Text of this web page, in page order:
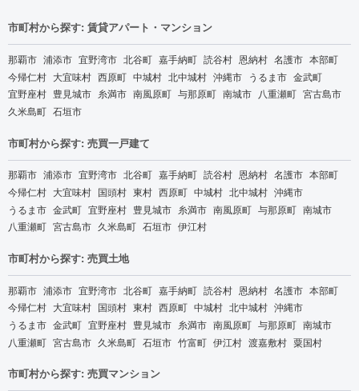
市町村から探す: 賃貸アパート・マンション
那覇市 浦添市 宜野湾市 北谷町 嘉手納町 読谷村 恩納村 名護市 本部町
今帰仁村 大宜味村 西原町 中城村 北中城村 沖縄市 うるま市 金武町
宜野座村 豊見城市 糸満市 南風原町 与那原町 南城市 八重瀬町 宮古島市
久米島町 石垣市
市町村から探す: 売買一戸建て
那覇市 浦添市 宜野湾市 北谷町 嘉手納町 読谷村 恩納村 名護市 本部町
今帰仁村 大宜味村 国頭村 東村 西原町 中城村 北中城村 沖縄市
うるま市 金武町 宜野座村 豊見城市 糸満市 南風原町 与那原町 南城市
八重瀬町 宮古島市 久米島町 石垣市 伊江村
市町村から探す: 売買土地
那覇市 浦添市 宜野湾市 北谷町 嘉手納町 読谷村 恩納村 名護市 本部町
今帰仁村 大宜味村 国頭村 東村 西原町 中城村 北中城村 沖縄市
うるま市 金武町 宜野座村 豊見城市 糸満市 南風原町 与那原町 南城市
八重瀬町 宮古島市 久米島町 石垣市 竹富町 伊江村 渡嘉敷村 粟国村
市町村から探す: 売買マンション